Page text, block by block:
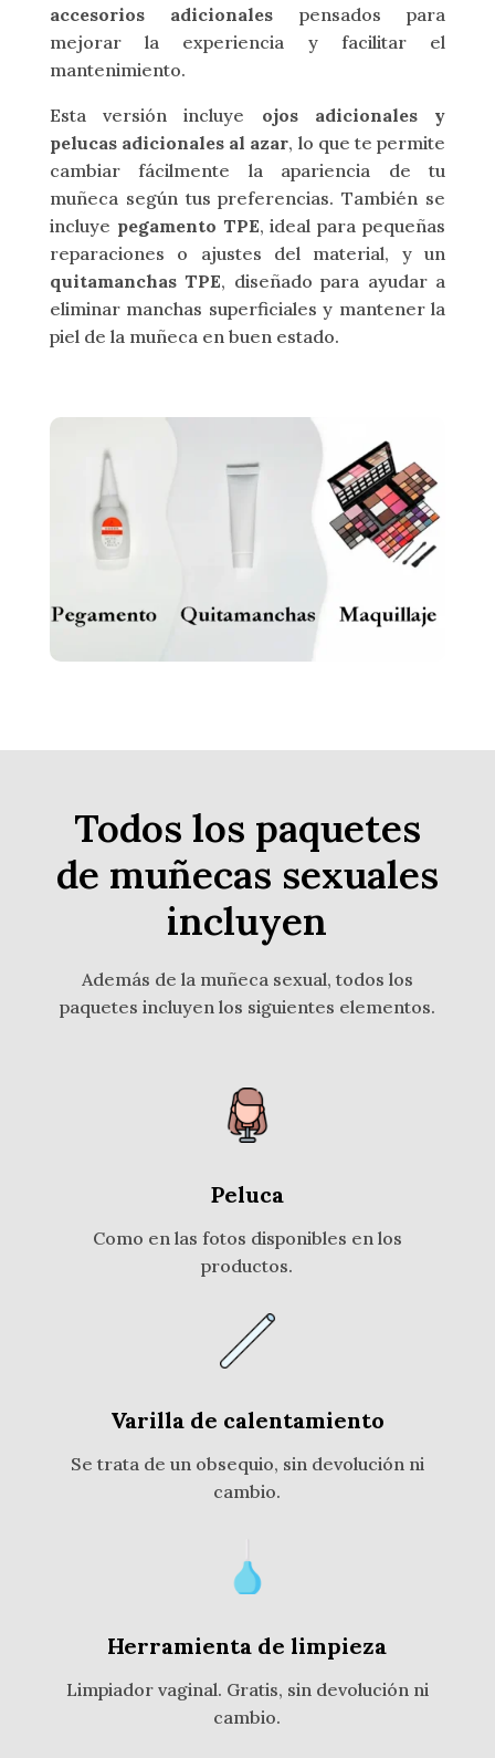
accesorios adicionales pensados para
mejorar la experiencia y facilitar el
mantenimiento.
Esta versión incluye ojos adicionales y
pelucas adicionales al azar, lo que te permite
cambiar fácilmente la apariencia de tu
muñeca según tus preferencias. También se
incluye pegamento TPE, ideal para pequeñas
reparaciones o ajustes del material, y un
quitamanchas TPE, diseñado para ayudar a
eliminar manchas superficiales y mantener la
piel de la muñeca en buen estado.
Todos los paquetes
de muñecas sexuales
incluyen
Además de la muñeca sexual, todos los
paquetes incluyen los siguientes elementos.
Peluca
Como en las fotos disponibles en los
productos.
Varilla de calentamiento
Se trata de un obsequio, sin devolución ni
cambio.
Herramienta de limpieza
Limpiador vaginal. Gratis, sin devolución ni
cambio.